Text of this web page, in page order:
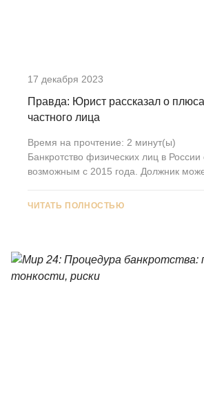
17 декабря 2023
Правда: Юрист рассказал о
частного лица
Время на прочтение: 2 минут(ы)
Банкротство физических лиц в России
возможным с 2015 года. Должник
ЧИТАТЬ ПОЛНОСТЬЮ